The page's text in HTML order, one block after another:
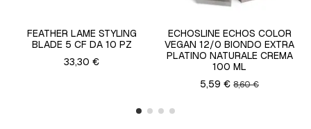
FEATHER LAME STYLING
BLADE 5 CF DA 10 PZ
33,30 €
ECHOSLINE ECHOS COLOR
VEGAN 12/0 BIONDO EXTRA
PLATINO NATURALE CREMA
100 ML
5,59 €8,60 €